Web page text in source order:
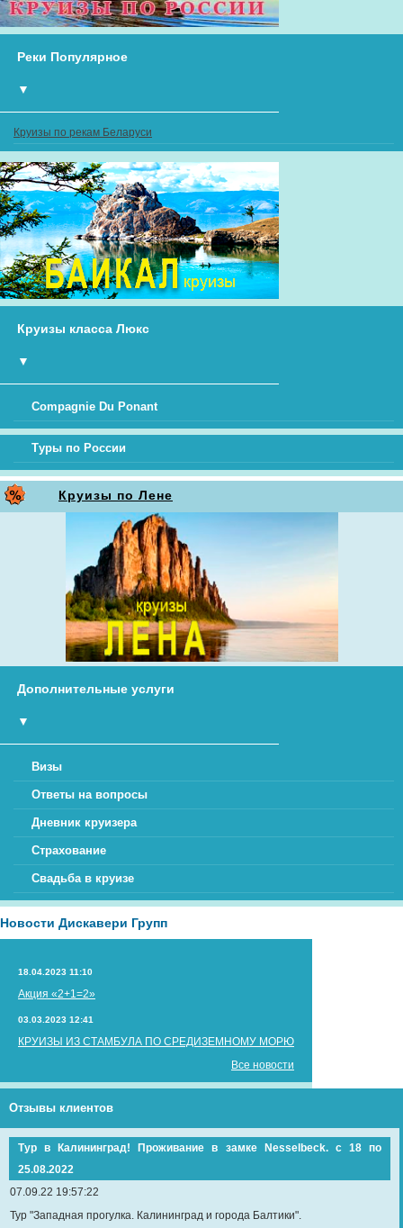
Реки Популярное
▼
Круизы по рекам Беларуси
Круизы класса Люкс
▼
Compagnie Du Ponant
Туры по России
Круизы по Лене
Дополнительные услуги
▼
Визы
Ответы на вопросы
Дневник круизера
Страхование
Свадьба в круизе
Новости Дискавери Групп
18.04.2023 11:10
Акция «2+1=2»
03.03.2023 12:41
КРУИЗЫ ИЗ СТАМБУЛА ПО СРЕДИЗЕМНОМУ МОРЮ
Все новости
Отзывы клиентов
Тур в Калининград! Проживание в замке Nesselbeck. с 18 по
25.08.2022
07.09.22 19:57:22
Тур "Западная прогулка. Калининград и города Балтики".